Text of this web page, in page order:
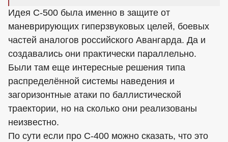
Идея С-500 была именно в защите от
маневрирующих гиперзвуковых целей, боевых
частей аналогов российского Авангарда. Да и
создавались они практически параллельно.
Были там еще интересные решения типа
распределённой системы наведения и
загоризонтные атаки по баллистической
траектории, но на сколько они реализованы
неизвестно.
По сути если про С-400 можно сказать, что это